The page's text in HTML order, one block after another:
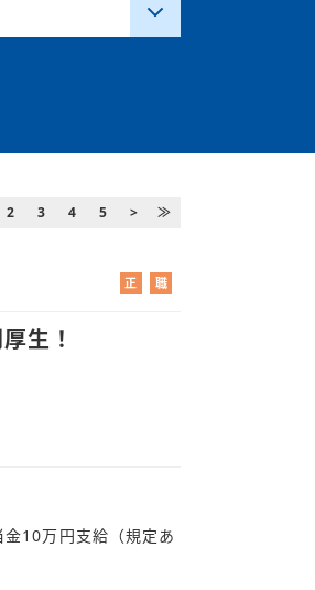
2 3 4 5 > ≫
正
職
生！
10万円支給（規定あ